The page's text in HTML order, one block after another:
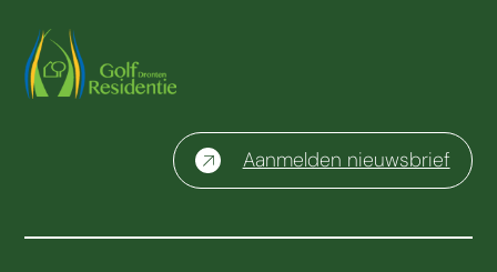
Aanmelden nieuwsbrief